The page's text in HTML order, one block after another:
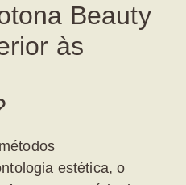
Beauty
às
estética, o